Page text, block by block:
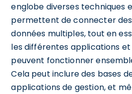
englobe diverses techniques
permettent de connecter
données multiples, tout en
les différentes applications
peuvent fonctionner
Cela peut inclure des bases
applications de gestion, et